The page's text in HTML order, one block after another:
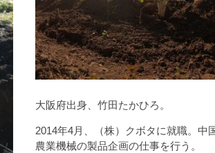
大阪府出身、竹田たかひろ。
2014年4月、（株）クボタに就職。中
農業機械の製品企画の仕事を行う。